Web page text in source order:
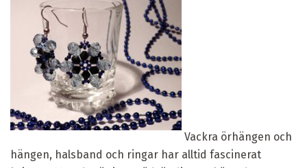
Vackra örhängen och
hängen, halsband och ringar har alltid fascinerat